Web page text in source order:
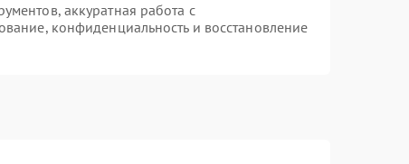
аккуратная работа с
конфиденциальность и восстановление